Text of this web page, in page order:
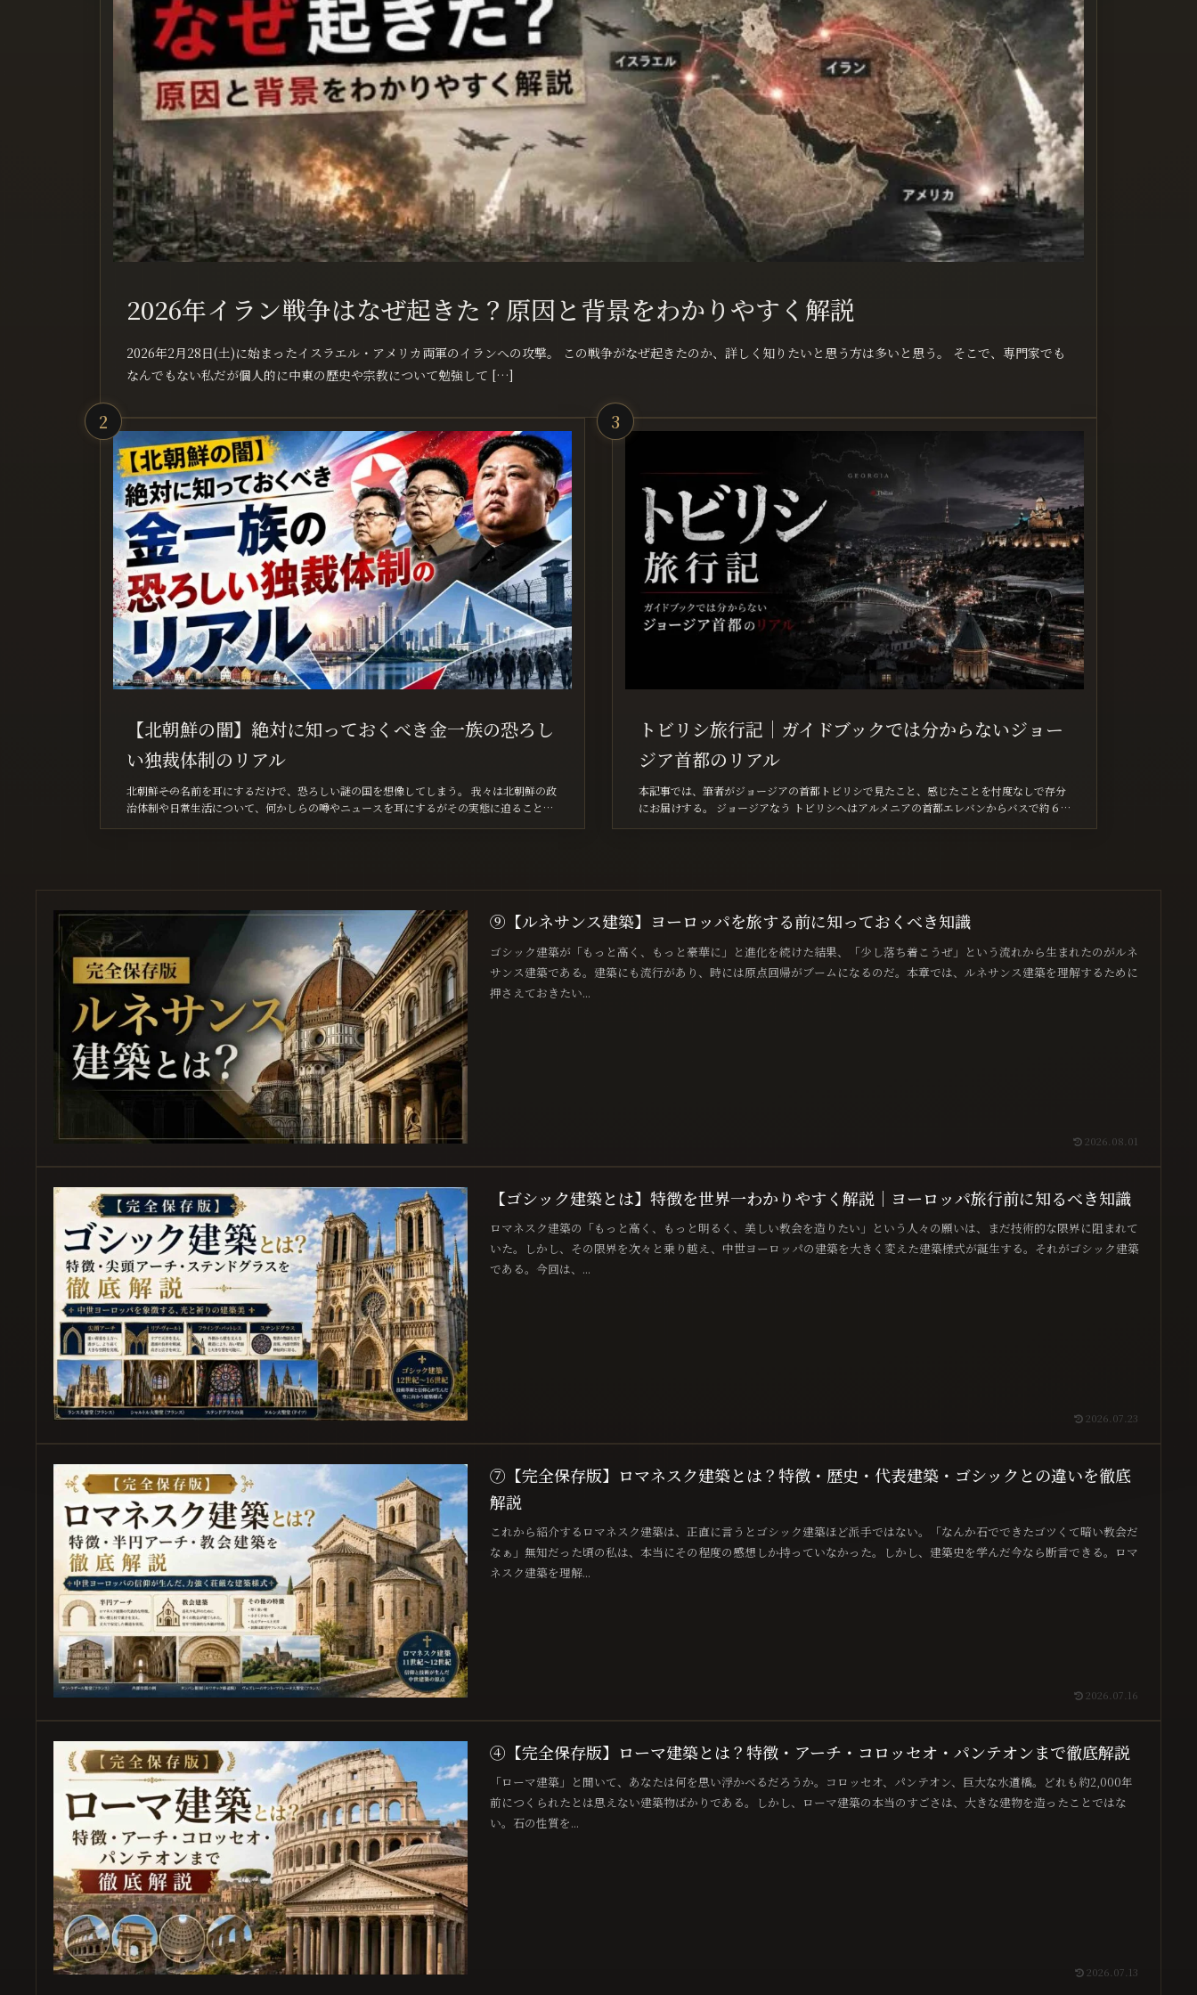
2026年イラン戦争はなぜ起きた？原因と背景をわかりやすく解説
2026年2月28日(土)に始まったイスラエル・アメリカ両軍のイランへの攻撃。 この戦争がなぜ起きたのか、詳しく知りたいと思う方は多いと思う。 そこで、専門家でも
なんでもない私だが個人的に中東の歴史や宗教について勉強して […]
2
【北朝鮮の闇】絶対に知っておくべき金一族の恐ろし
い独裁体制のリアル
北朝鮮――その名前を耳にするだけで、恐ろしい謎の国を想像してしまう。 我々は北朝鮮の政
治体制や日常生活について、何かしらの噂やニュースを耳にするがその実態に迫ることは
3
トビリシ旅行記｜ガイドブックでは分からないジョー
ジア首都のリアル
本記事では、筆者がジョージアの首都トビリシで見たこと、感じたことを忖度なしで存分
にお届けする。 ジョージアなう トビリシへはアルメニアの首都エレバンからバスで約６
⑨【ルネサンス建築】ヨーロッパを旅する前に知っておくべき知識
ゴシック建築が「もっと高く、もっと豪華に」と進化を続けた結果、「少し落ち着こうぜ」という流れから生まれたのがルネ
サンス建築である。建築にも流行があり、時には原点回帰がブームになるのだ。本章では、ルネサンス建築を理解するために
押さえておきたい...
2026.08.01
【ゴシック建築とは】特徴を世界一わかりやすく解説｜ヨーロッパ旅行前に知るべき知識
ロマネスク建築の「もっと高く、もっと明るく、美しい教会を造りたい」という人々の願いは、まだ技術的な限界に阻まれて
いた。しかし、その限界を次々と乗り越え、中世ヨーロッパの建築を大きく変えた建築様式が誕生する。それがゴシック建築
である。今回は、...
2026.07.23
⑦【完全保存版】ロマネスク建築とは？特徴・歴史・代表建築・ゴシックとの違いを徹底
解説
これから紹介するロマネスク建築は、正直に言うとゴシック建築ほど派手ではない。「なんか石でできたゴツくて暗い教会だ
なぁ」無知だった頃の私は、本当にその程度の感想しか持っていなかった。しかし、建築史を学んだ今なら断言できる。ロマ
ネスク建築を理解...
2026.07.16
④【完全保存版】ローマ建築とは？特徴・アーチ・コロッセオ・パンテオンまで徹底解説
「ローマ建築」と聞いて、あなたは何を思い浮かべるだろうか。コロッセオ、パンテオン、巨大な水道橋。どれも約2,000年
前につくられたとは思えない建築物ばかりである。しかし、ローマ建築の本当のすごさは、大きな建物を造ったことではな
い。石の性質を...
2026.07.13